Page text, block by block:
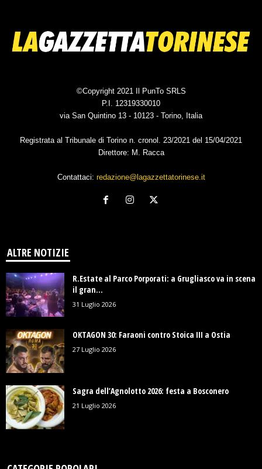
©Copyright 2021 Il PunTo SRLS
P.I. 12319330010
via San Quintino 13 - 10123 - Torino, Italia
Registrata al Tribunale di Torino n. cronol. 23/2021 del 15/04/2021
Direttore: M. Racca
Contattaci: redazione@lagazzettatorinese.it
ALTRE NOTIZIE
R.Estate al Parco Porporati: a Grugliasco va in scena
il gran...
31 Luglio 2026
OKTAGON 30: Faraoni contro Stoica III a Ostia
27 Luglio 2026
Sagra dell’Agnolotto 2026: festa a Bosconero
21 Luglio 2026